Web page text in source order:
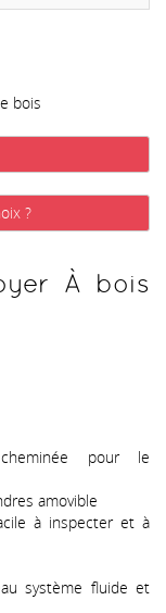
bois
?
À bois
pour le
amovible
à inspecter et à
système fluide et